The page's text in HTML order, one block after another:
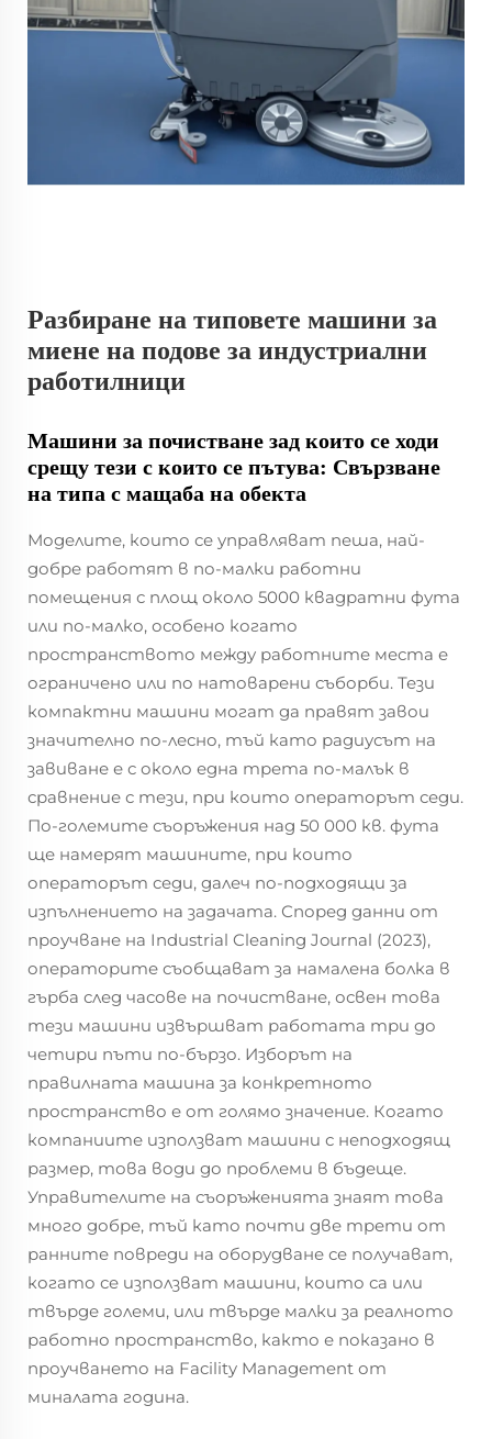
Разбиране на типовете машини за
миене на подове за индустриални
работилници
Машини за почистване зад които се ходи
срещу тези с които се пътува: Свързване
на типа с мащаба на обекта
Моделите, които се управляват пеша, най-
добре работят в по-малки работни
помещения с площ около 5000 квадратни фута
или по-малко, особено когато
пространството между работните места е
ограничено или по натоварени съборби. Тези
компактни машини могат да правят завои
значително по-лесно, тъй като радиусът на
завиване е с около една трета по-малък в
сравнение с тези, при които операторът седи.
По-големите съоръжения над 50 000 кв. фута
ще намерят машините, при които
операторът седи, далеч по-подходящи за
изпълнението на задачата. Според данни от
проучване на Industrial Cleaning Journal (2023),
операторите съобщават за намалена болка в
гърба след часове на почистване, освен това
тези машини извършват работата три до
четири пъти по-бързо. Изборът на
правилната машина за конкретното
пространство е от голямо значение. Когато
компаниите използват машини с неподходящ
размер, това води до проблеми в бъдеще.
Управителите на съоръженията знаят това
много добре, тъй като почти две трети от
ранните повреди на оборудване се получават,
когато се използват машини, които са или
твърде големи, или твърде малки за реалното
работно пространство, както е показано в
проучването на Facility Management от
миналата година.